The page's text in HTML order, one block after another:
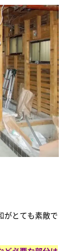
がとても素敵で